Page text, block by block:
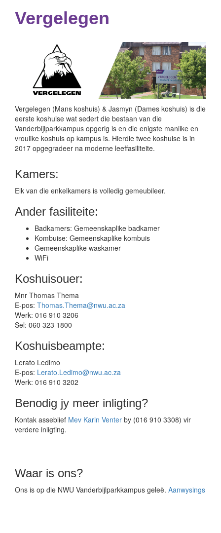
Vergelegen
Vergelegen (Mans koshuis) & Jasmyn (Dames koshuis) is die
eerste koshuise wat sedert die bestaan van die
Vanderbijlparkkampus opgerig is en die enigste manlike en
vroulike koshuis op kampus is. Hierdie twee koshuise is in
2017 opgegradeer na moderne leeffasiliteite.
Kamers:
Elk van die enkelkamers is volledig gemeubileer.
Ander fasiliteite:
Badkamers: Gemeenskaplike badkamer
Kombuise: Gemeenskaplike kombuis
Gemeenskaplike waskamer
WiFi​
Koshuisouer:
Mnr Thomas Thema
E-pos: Thomas.Thema@nwu.ac.za
Werk: 016 910 3206
Sel: 060 323 1800
Koshuisbeampte:
Lerato Ledimo
E-pos: Lerato.Ledimo@nwu.ac.za
Werk: 016 910 3202
Benodig jy meer inligting?
Kontak asseblief Mev Karin Venter by (016 910 3308) vir
verdere inligting.
Waar is ons?
Ons is op die NWU Vanderbijlparkkampus geleë. Aanwysings